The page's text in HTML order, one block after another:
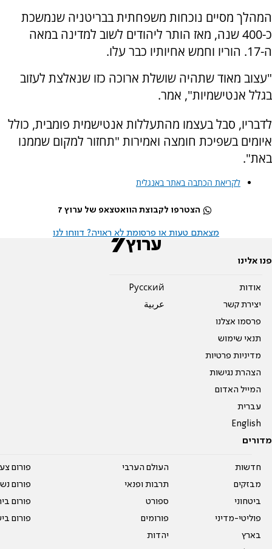
המהלך מסיים נוכחות משפחתית בבריטניה שנמשכת
כ-400 שנה, מאז הותר ליהודים לשוב למדינה במאה
ה-17. הוריו וחמש אחיותיו כבר עלו.
"עצוב מאוד שתהיה שושלת ארוכה כזו שנאלצת לעזוב
בגלל אנטישמיות", אמר.
לדבריו, סבל בעצמו מהתעללות אנטישמית פומבית, כולל
איומים בשפיכת חומצה ואמירות "תחזור למקום שממנו
באת".
לקריאת הכתבה באתר באנגלית
הצטרפו לקבוצת הוואטצאפ של ערוץ 7
מצאתם טעות או פרסומת לא ראויה? דווחו לנו
פנו אלינו
אודות
יצירת קשר
פרסמו אצלנו
תנאי שימוש
מדיניות פרטיות
הצהרת נגישות
המייל האדום
עברית
English
Pусский
عربية
מדורים
חדשות
מבזקים
ביטחוני
פוליטי-מדיני
בארץ
העולם הערבי
תרבות ופנאי
ספורט
פורומים
יהדות
פורום
פורום
פורום
פורום